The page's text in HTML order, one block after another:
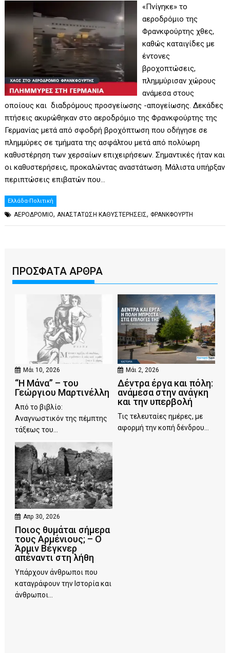
«Πνίγηκε» το
αεροδρόμιο της
Φρανκφούρτης χθες,
καθώς καταιγίδες με
έντονες
βροχοπτώσεις,
πλημμύρισαν χώρους
ανάμεσα στους
οποίους και διαδρόμους προσγείωσης -απογείωσης. Δεκάδες
πτήσεις ακυρώθηκαν στο αεροδρόμιο της Φρανκφούρτης της
Γερμανίας μετά από σφοδρή βροχόπτωση που οδήγησε σε
πλημμύρες σε τμήματα της ασφάλτου μετά από πολύωρη
καθυστέρηση των χερσαίων επιχειρήσεων. Σημαντικές ήταν και
οι καθυστερήσεις, προκαλώντας αναστάτωση. Μάλιστα υπήρξαν
περιπτώσεις επιβατών που…
Ελλάδα-Πολιτική
ΑΕΡΟΔΡΟΜΙΟ,ΑΝΑΣΤΑΤΩΣΗ ΚΑΘΥΣΤΕΡΗΣΕΙΣ,ΦΡΑΝΚΦΟΥΡΤΗ
ΠΡΟΣΦΑΤΑ ΑΡΘΡΑ
Μάι 10, 2026
“Η Μάνα” – του
Γεώργιου Μαρτινέλλη
Από το βιβλίο:
Αναγνωστικόν της πέμπτης
τάξεως του...
Μάι 2, 2026
Δέντρα έργα και πόλη:
ανάμεσα στην ανάγκη
και την υπερβολή
Τις τελευταίες ημέρες, με
αφορμή την κοπή δένδρου...
Απρ 30, 2026
Ποιος θυμάται σήμερα
τους Αρμένιους; – Ο
Άρμιν Βέγκνερ
απέναντι στη λήθη
Υπάρχουν άνθρωποι που
καταγράφουν την Ιστορία και
άνθρωποι...